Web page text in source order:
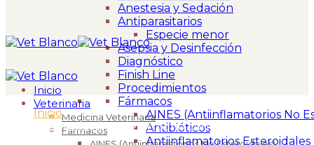
Anestesia y Sedación
Antiparasitarios
Especie menor
Asepsia y Desinfección
Diagnóstico
Finish Line
Procedimientos
Fármacos
AINES (Antiinflamatorios No
Antibióticos
Antiinflamatorios Esteroidales
Inicio
Veterinaria
Medicina Veterinaria
Fármacos
Inicio>
Cabezada Kincade en ocho con riendas cafe